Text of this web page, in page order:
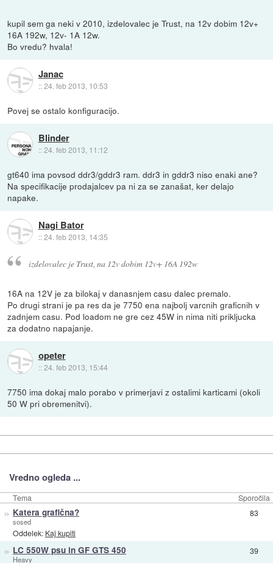
kupil sem ga neki v 2010, izdelovalec je Trust, na 12v dobim 12v+
16A 192w, 12v- 1A 12w.
Bo vredu? hvala!
Janac
::24. feb 2013, 10:53
Povej se ostalo konfiguracijo.
Blinder
::24. feb 2013, 11:12
gt640 ima povsod ddr3/gddr3 ram. ddr3 in gddr3 niso enaki ane?
Na specifikacije prodajalcev pa ni za se zanašat, ker delajo
napake.
Nagi Bator
::24. feb 2013, 14:35
izdelovalec je Trust, na 12v dobim 12v+ 16A 192w
16A na 12V je za bilokaj v danasnjem casu dalec premalo.
Po drugi strani je pa res da je 7750 ena najbolj varcnih graficnih v
zadnjem casu. Pod loadom ne gre cez 45W in nima niti prikljucka
za dodatno napajanje.
opeter
::24. feb 2013, 15:44
7750 ima dokaj malo porabo v primerjavi z ostalimi karticami (okoli
50 W pri obremenitvi).
Vredno ogleda ...
Tema Sporočila
» Katera grafična?
sosed
Oddelek: Kaj kupiti
83
» LC 550W psu in GF GTS 450
Heavy
39